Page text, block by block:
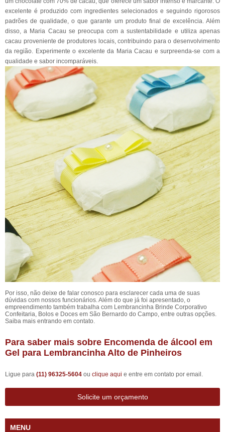
excelente é produzido com ingredientes selecionados e seguindo rigorosos
padrões de qualidade, o que garante um produto final de excelência. Além
disso, a Maria Cacau se preocupa com a sustentabilidade e utiliza apenas
cacau proveniente de produtores locais, contribuindo para o desenvolvimento
da região. Experimente o excelente da Maria Cacau e surpreenda-se com a
qualidade e sabor incomparáveis.
Por isso, não deixe de falar conosco para esclarecer cada uma de suas
dúvidas com nossos funcionários. Além do que já foi apresentado, o
empreendimento também trabalha com Lembrancinha Brinde Corporativo
Confeitaria, Bolos e Doces em São Bernardo do Campo, entre outras opções.
Saiba mais entrando em contato.
Para saber mais sobre Encomenda de álcool em
Gel para Lembrancinha Alto de Pinheiros
Ligue para (11) 96325-5604 ou clique aqui e entre em contato por email.
Solicite um orçamento
MENU